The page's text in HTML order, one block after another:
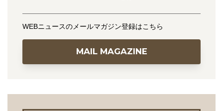
WEBニュースのメールマガジン登録はこちら
MAIL MAGAZINE